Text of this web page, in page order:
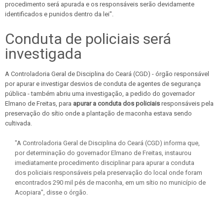
procedimento será apurada e os responsáveis serão devidamente
identificados e punidos dentro da lei".
Conduta de policiais será
investigada
A Controladoria Geral de Disciplina do Ceará (CGD) - órgão responsável
por apurar e investigar desvios de conduta de agentes de segurança
pública - também abriu uma investigação, a pedido do governador
Elmano de Freitas, para apurar a conduta dos policiais responsáveis pela
preservação do sítio onde a plantação de maconha estava sendo
cultivada.
"A Controladoria Geral de Disciplina do Ceará (CGD) informa que,
por determinação do governador Elmano de Freitas, instaurou
imediatamente procedimento disciplinar para apurar a conduta
dos policiais responsáveis pela preservação do local onde foram
encontrados 290 mil pés de maconha, em um sítio no município de
Acopiara", disse o órgão.